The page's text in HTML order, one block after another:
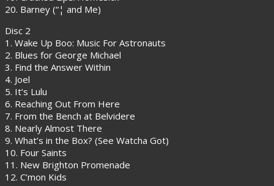
20. Barney (“¦ and Me)
Disc 2
1. Wake Up Boo: Music For Astronauts
2. Blues for George Michael
3. Find the Answer Within
4. Joel
5. It’s Lulu
6. Reaching Out From Here
7. From the Bench at Belvidere
8. Nearly Almost There
9. What’s in the Box? (See Watcha Got)
10. Four Saints
11. New Brighton Promenade
12. C’mon Kids